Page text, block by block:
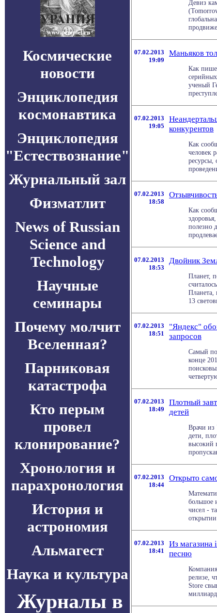
Космические
новости
Энциклопедия
космонавтика
Энциклопедия
"Естествознание"
Журнальный зал
Физматлит
News of Russian
Science and
Technology
Научные
семинары
Почему молчит
Вселенная?
Парниковая
катастрофа
Кто перым
провел
клонирование?
Хронология и
парахронология
История и
астрономия
Альмагест
Наука и культура
Журналы в
Девиз
07.02.2013
19:09
Маньяков
Как
ученый
07.02.2013
19:05
конкурентов
Как
человек
ресурсы,
07.02.2013
18:58
Как
полезно
07.02.2013
18:53
Двойник
Планет,
Планета,
13
07.02.2013
18:51
"Яндекс"
запросов
Самый
конце
07.02.2013
18:49
Плотный
детей
Врачи из
дети,
высокий
07.02.2013
18:44
Открыто
большое
чисел -
07.02.2013
18:41
Из магазина
песню
релизе,
Store